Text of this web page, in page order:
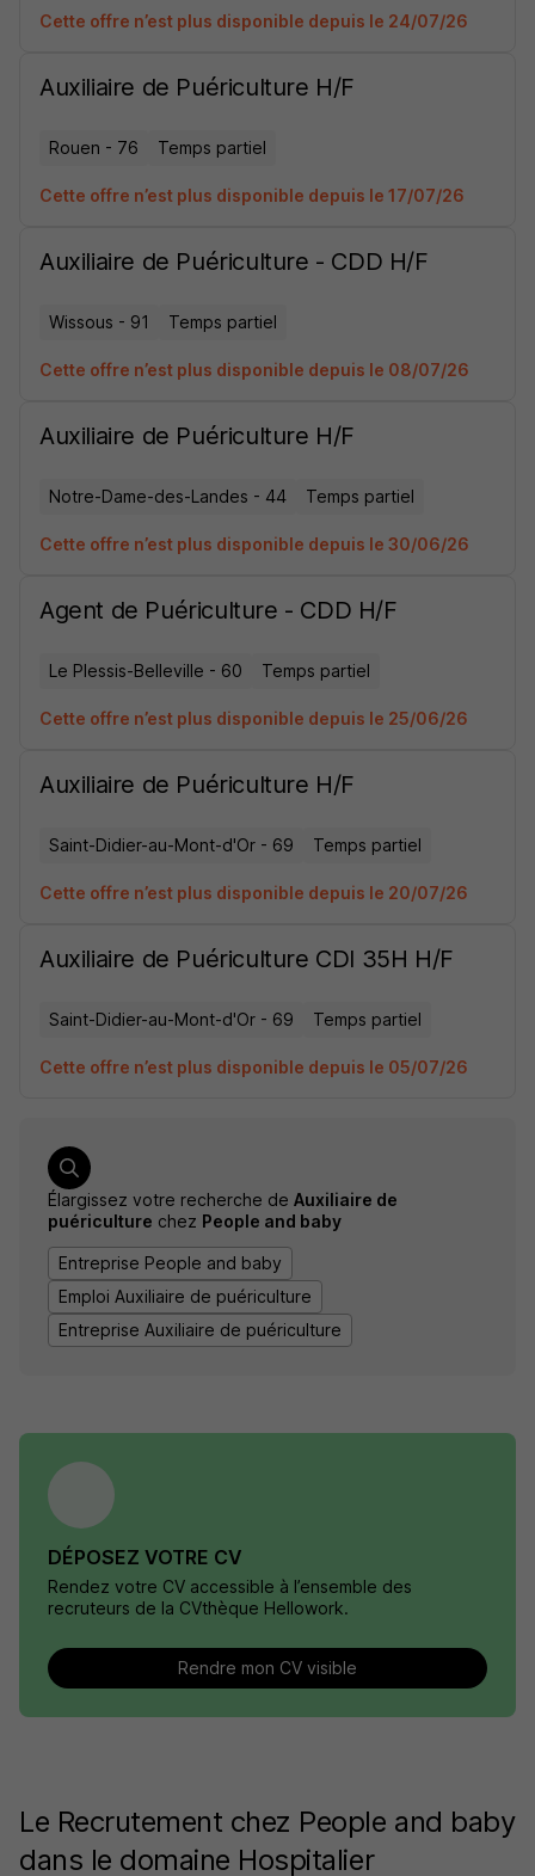
Cette offre n’est plus disponible depuis le 24/07/26
Auxiliaire de Puériculture H/F
Rouen - 76 Temps partiel
Cette offre n’est plus disponible depuis le 17/07/26
Auxiliaire de Puériculture - CDD H/F
Wissous - 91 Temps partiel
Cette offre n’est plus disponible depuis le 08/07/26
Auxiliaire de Puériculture H/F
Notre-Dame-des-Landes - 44 Temps partiel
Cette offre n’est plus disponible depuis le 30/06/26
Agent de Puériculture - CDD H/F
Le Plessis-Belleville - 60 Temps partiel
Cette offre n’est plus disponible depuis le 25/06/26
Auxiliaire de Puériculture H/F
Saint-Didier-au-Mont-d'Or - 69 Temps partiel
Cette offre n’est plus disponible depuis le 20/07/26
Auxiliaire de Puériculture CDI 35H H/F
Saint-Didier-au-Mont-d'Or - 69 Temps partiel
Cette offre n’est plus disponible depuis le 05/07/26
Élargissez votre recherche de Auxiliaire de
puériculture chez People and baby
Entreprise People and baby
Emploi Auxiliaire de puériculture
Entreprise Auxiliaire de puériculture
DÉPOSEZ VOTRE CV
Rendez votre CV accessible à l’ensemble des
recruteurs de la CVthèque Hellowork.
Rendre mon CV visible
Le Recrutement chez People and baby
dans le domaine Hospitalier